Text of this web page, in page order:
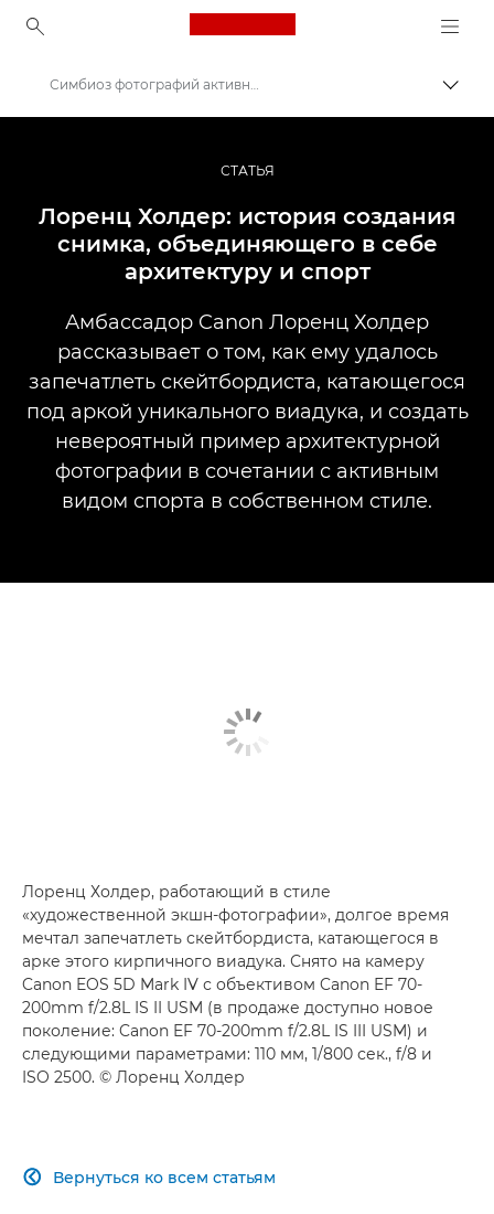
Canon Logo, back to
Профессиональная фото- и видеосъемка
Истории
Симбиоз фотографий активных видов спорта и архитектуры
СТАТЬЯ
Лоренц Холдер: история создания
снимка, объединяющего в себе
архитектуру и спорт
Амбассадор Canon Лоренц Холдер
рассказывает о том, как ему удалось
запечатлеть скейтбордиста, катающегося
под аркой уникального виадука, и создать
невероятный пример архитектурной
фотографии в сочетании с активным
видом спорта в собственном стиле.
Лоренц Холдер, работающий в стиле
«художественной экшн-фотографии», долгое время
мечтал запечатлеть скейтбордиста, катающегося в
арке этого кирпичного виадука. Снято на камеру
Canon EOS 5D Mark IV с объективом Canon EF 70-
200mm f/2.8L IS II USM (в продаже доступно новое
поколение: Canon EF 70-200mm f/2.8L IS III USM) и
следующими параметрами: 110 мм, 1/800 сек., f/8 и
ISO 2500. © Лоренц Холдер
Вернуться ко всем статьям
